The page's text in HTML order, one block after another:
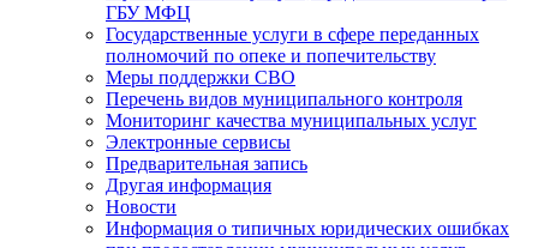
ГБУ МФЦ
Государственные услуги в сфере переданных
полномочий по опеке и попечительству
Меры поддержки СВО
Перечень видов муниципального контроля
Мониторинг качества муниципальных услуг
Электронные сервисы
Предварительная запись
Другая информация
Новости
Информация о типичных юридических ошибках